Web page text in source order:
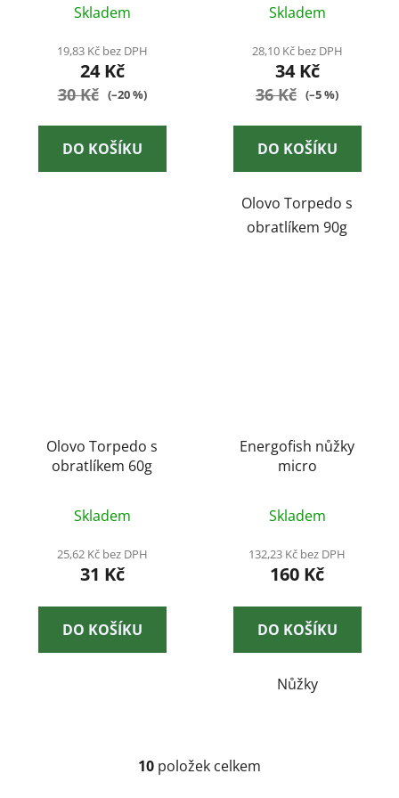
Skladem
19,83 Kč bez DPH
24 Kč
30 Kč (–20 %)
DO KOŠÍKU
Skladem
28,10 Kč bez DPH
34 Kč
36 Kč (–5 %)
DO KOŠÍKU
Olovo Torpedo s
obratlíkem 90g
Olovo Torpedo s
obratlíkem 60g
Skladem
25,62 Kč bez DPH
31 Kč
DO KOŠÍKU
Energofish nůžky
micro
Skladem
132,23 Kč bez DPH
160 Kč
DO KOŠÍKU
Nůžky
O
10 položek celkem